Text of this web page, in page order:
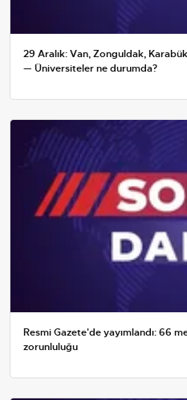
29 Aralık: Van, Zonguldak,
— Üniversiteler ne durumda?
Resmi Gazete'de yayımlandı: 66
zorunluluğu